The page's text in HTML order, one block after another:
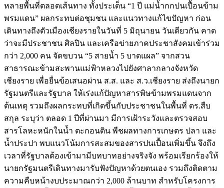
หลายพื้นที่ตลอดเส้นทาง ทั้งประเด็น “1 ปี แม่น้ำกกปนเปื้อนข้าม
พรมแดน” ผลกระทบต่อชุมชน และแนวทางแก้ไขปัญหา ก่อน
เดินทางถึงตัวเมืองเชียงรายในวันที่ 5 มิถุนายน วันเดียวกัน คาด
ว่าจะมีประชาชน ศิลปิน และเครือข่ายภาคประชาสังคมเข้าร่วม
กว่า 2,000 คน จัดขบวน “5 สายน้ำ 5 บาดแผล” จากสวน
สาธารณะข้ามสะพานแม่ฟ้าหลวงไปยังศาลากลางจังหวัด
เชียงราย เพื่อยื่นข้อเสนอผ่าน ส.ส. และ ส.ว.เชียงราย ส่งถึงนายก
รัฐมนตรีและรัฐบาล ให้เร่งแก้ปัญหาสารพิษข้ามพรมแดนจาก
ต้นเหตุ รวมถึงผลกระทบที่เกิดขึ้นกับประชาชนในพื้นที่ ดร.สืบ
สกุล ระบุว่า ตลอด 1 ปีที่ผ่านมา มีการเฝ้าระวังและตรวจสอบ
สารโลหะหนักในน้ำ ตะกอนดิน พืชผลทางการเกษตร ปลา และ
น้ำประปา พบแนวโน้มการสะสมของสารปนเปื้อนเพิ่มขึ้น จึงถึง
เวลาที่รัฐบาลต้องเข้ามามีบทบาทอย่างจริงจัง พร้อมเรียกร้องให้
นายกรัฐมนตรีเดินทางมารับฟังปัญหาด้วยตนเอง รวมถึงติดตาม
ความคืบหน้างบประมาณกว่า 2,000 ล้านบาท สำหรับโครงการ